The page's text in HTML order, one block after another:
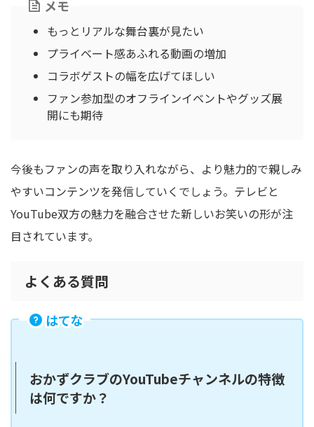
メモ
もっとリアルな舞台裏が見たい
プライベート感あふれる動画の増加
コラボゲストの幅を広げてほしい
ファン参加型のオフラインイベントやグッズ展
開にも期待
今後もファンの声を取り入れながら、より魅力的で親しみ
やすいコンテンツを発信していくでしょう。テレビと
YouTube双方の魅力を融合させた新しいお笑いの形が注
目されています。
よくある質問
はてな
おかずクラブのYouTubeチャンネルの特徴
は何ですか？